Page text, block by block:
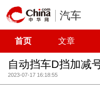
汽车
首页 文章
自动挡车D挡加减
2023-07-17 16:18:55